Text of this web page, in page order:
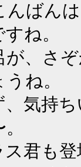
んばん
ね。
、さ
ね。
、気持
君も